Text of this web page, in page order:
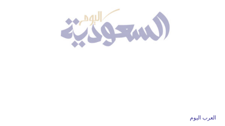
العرب اليوم